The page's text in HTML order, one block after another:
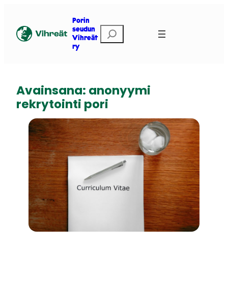
Porin
seudun
Vihreät
ry
t
Avainsana: anonyymi
rekrytointi pori